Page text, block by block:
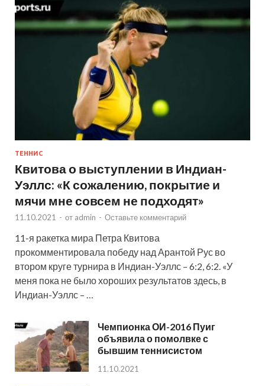
ТЕННИС
Квитова о выступлении в Индиан-
Уэллс: «К сожалению, покрытие и
мячи мне совсем не подходят»
11.10.2021 - от admin - Оставьте комментарий
11-я ракетка мира Петра Квитова
прокомментировала победу над Арантой Рус во
втором круге турнира в Индиан-Уэллс – 6:2, 6:2. «У
меня пока не было хороших результатов здесь, в
Индиан-Уэллс – …
Чемпионка ОИ-2016 Пуиг
объявила о помолвке с
бывшим теннисистом
11.10.2021